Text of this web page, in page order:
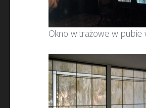
Okno witrażowe w pubie